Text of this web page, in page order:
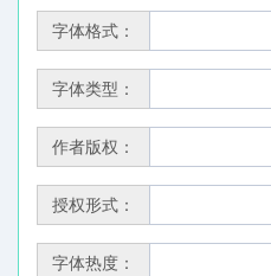
字体格式：
字体类型：
作者版权：
授权形式：
字体热度：